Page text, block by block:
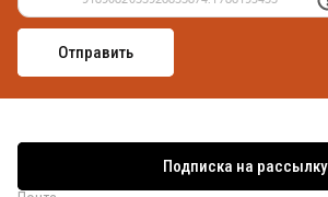
Подписка на рассылку